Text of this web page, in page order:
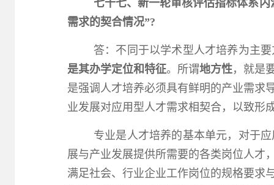
七十七、新一轮审核评估指标体系
需求的契合情况”?
答：不同于以学术型人才培养为主
是其办学定位和特征。所谓地方性，就是
是强调人才培养必须具有鲜明的产业需求
业发展对应用型人才需求相契合，以致形
专业是人才培养的基本单元，对于
展与产业发展提供所需要的各类岗位人才
满足社会、行业企业工作岗位的规格要求